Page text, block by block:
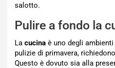
salotto.
Pulire a fondo la
La cucina è uno degli
pulizie di primavera,
Questo è dovuto sia alla